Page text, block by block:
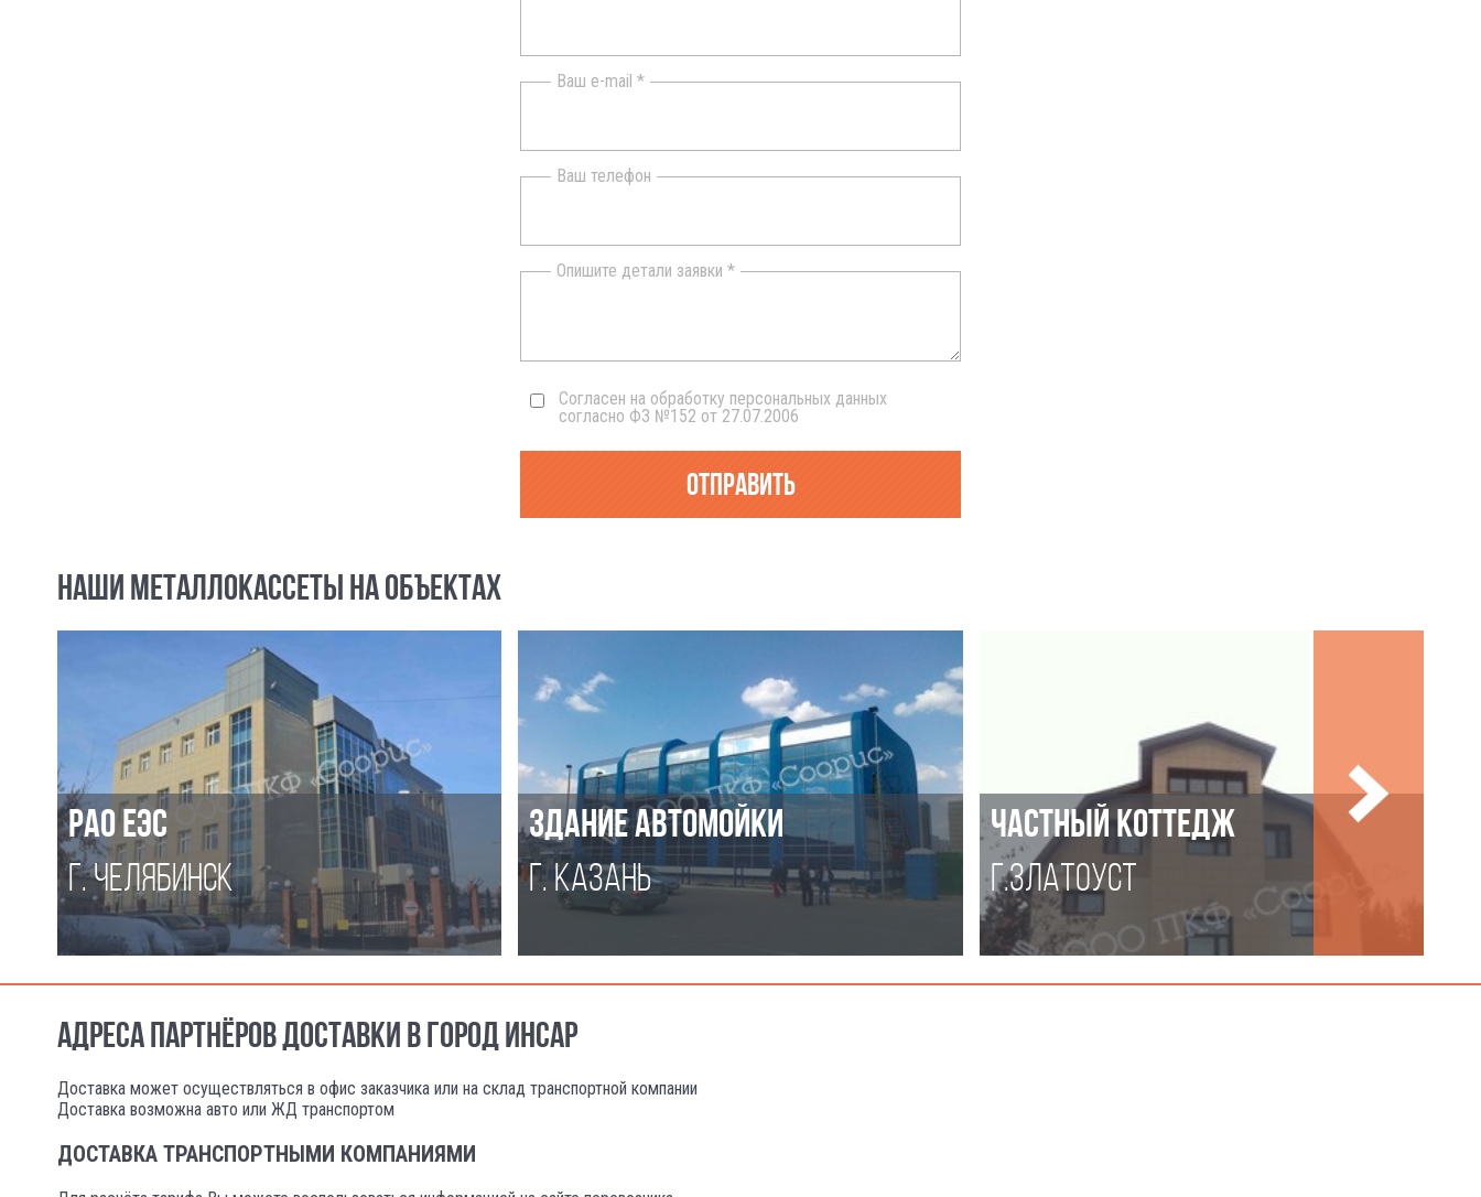
Ваш e-mail *
Ваш телефон
Опишите детали заявки *
Согласен на обработку персональных данных
согласно ФЗ №152 от 27.07.2006
Отправить
НАШИ МЕТАЛЛОКАССЕТЫ НА ОБЪЕКТАХ
РАО ЕЭС
Г. ЧЕЛЯБИНСК
ЗДАНИЕ АВТОМОЙКИ
Г. КАЗАНЬ
ЧАСТНЫЙ КОТТЕДЖ
Г.ЗЛАТОУСТ
АДРЕСА ПАРТНЁРОВ ДОСТАВКИ В ГОРОД ИНСАР
Доставка может осуществляться в офис заказчика или на склад транспортной компании
Доставка возможна авто или ЖД транспортом
ДОСТАВКА ТРАНСПОРТНЫМИ КОМПАНИЯМИ